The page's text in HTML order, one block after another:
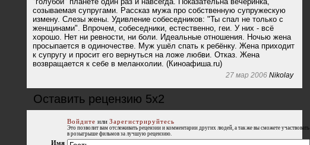
созываемая супругами. Рассказ мужа про собственную супружескую
измену. Слезы жены. Удивление собеседников: "Ты спал не только с
женщинами". Впрочем, собеседники, естественно, геи. У них - всё
хорошо. Нет ни ревности, ни боли. Идеальные отношения. Ночью жена
просыпается в одиночестве. Муж ушёл спать к ребёнку. Жена приходит
к супругу и просит его вернуться на ложе любви. Отказ. Жена
возвращается к себе в меланхолии. (Киноафиша.ru)
27 мар 2006 Nikolay
Оставить рецензию 5x2
Войдите или Зарегистрируйтесь
Это позволит вам отслеживать рецензии и комментарии других людей, а так же вы сможете участвовать
в розыгрыше фильмов за лучшую рецензию.
Имя